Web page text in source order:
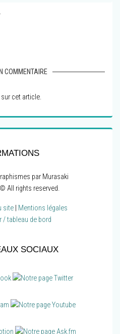
COMMENTAIRE
cet article.
par Murasaki
All rights reserved.
site| Mentions légales
/ tableau de bord
SOCIAUX